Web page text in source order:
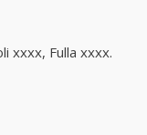
xxxx, Fulla xxxx.